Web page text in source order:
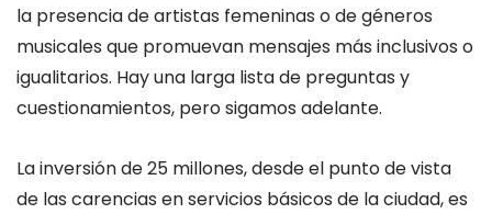
la presencia de artistas femeninas o de géneros
musicales que promuevan mensajes más inclusivos o
igualitarios. Hay una larga lista de preguntas y
cuestionamientos, pero sigamos adelante.
La inversión de 25 millones, desde el punto de vista
de las carencias en servicios básicos de la ciudad, es